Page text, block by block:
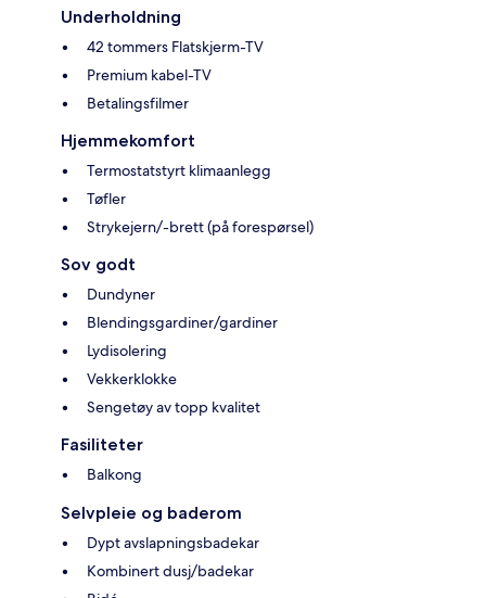
Underholdning
42 tommers Flatskjerm-TV
Premium kabel-TV
Betalingsfilmer
Hjemmekomfort
Termostatstyrt klimaanlegg
Tøfler
Strykejern/-brett (på forespørsel)
Sov godt
Dundyner
Blendingsgardiner/gardiner
Lydisolering
Vekkerklokke
Sengetøy av topp kvalitet
Fasiliteter
Balkong
Selvpleie og baderom
Dypt avslapningsbadekar
Kombinert dusj/badekar